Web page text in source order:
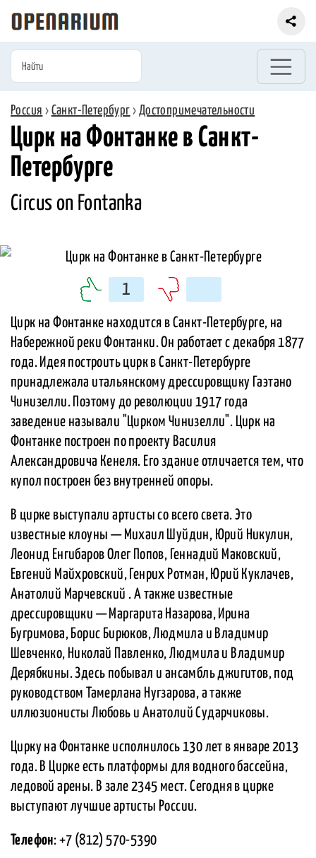
Россия › Санкт-Петербург › Достопримечательности
Цирк на Фонтанке в Санкт-
Петербурге
Circus on Fontanka
1
Цирк на Фонтанке находится в Санкт-Петербурге, на
Набережной реки Фонтанки. Он работает с декабря 1877
года. Идея построить цирк в Санкт-Петербурге
принадлежала итальянскому дрессировщику Гаэтано
Чинизелли. Поэтому до революции 1917 года
заведение называли "Цирком Чинизелли". Цирк на
Фонтанке построен по проекту Василия
Александровича Кенеля. Его здание отличается тем, что
купол построен без внутренней опоры.
В цирке выступали артисты со всего света. Это
известные клоуны — Михаил Шуйдин, Юрий Никулин,
Леонид Енгибаров Олег Попов, Геннадий Маковский,
Евгений Майхровский, Генрих Ротман, Юрий Куклачев,
Анатолий Марчевский . А также известные
дрессировщики — Маргарита Назарова, Ирина
Бугримова, Борис Бирюков, Людмила и Владимир
Шевченко, Николай Павленко, Людмила и Владимир
Дерябкины. Здесь побывал и ансамбль джигитов, под
руководством Тамерлана Нугзарова, а также
иллюзионисты Любовь и Анатолий Сударчиковы.
Цирку на Фонтанке исполнилось 130 лет в январе 2013
года. В Цирке есть платформы для водного бассейна,
ледовой арены. В зале 2345 мест. Сегодня в цирке
выступают лучшие артисты России.
Телефон: +7 (812) 570-5390